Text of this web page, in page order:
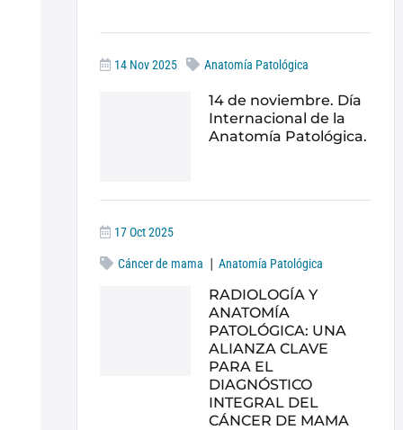
14 Nov 2025 Anatomía Patológica
14 de noviembre. Día
Internacional de la
Anatomía Patológica.
17 Oct 2025
Cáncer de mama | Anatomía Patológica
RADIOLOGÍA Y
ANATOMÍA
PATOLÓGICA: UNA
ALIANZA CLAVE
PARA EL
DIAGNÓSTICO
INTEGRAL DEL
CÁNCER DE MAMA